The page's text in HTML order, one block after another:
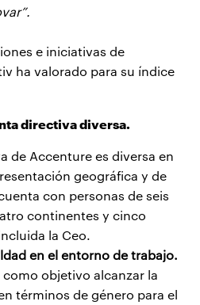
e iniciativas de
ha valorado para su índice
directiva diversa.
de Accenture es diversa en
geográfica y de
con personas de seis
continentes y cinco
la Ceo.
en el entorno de trabajo.
objetivo alcanzar la
términos de género para el